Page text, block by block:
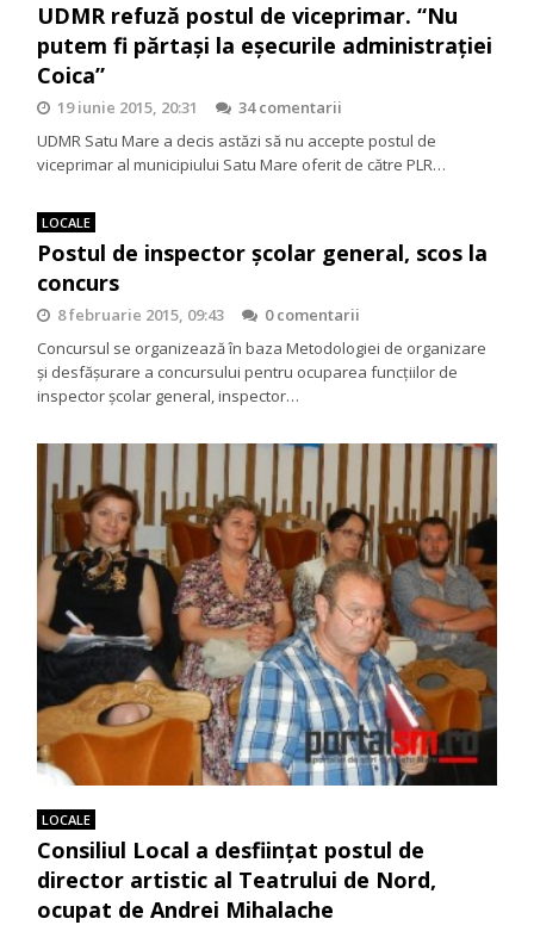
UDMR refuză postul de viceprimar. “Nu
putem fi părtaşi la eşecurile administraţiei
Coica”
19 iunie 2015, 20:31
34 comentarii
UDMR Satu Mare a decis astăzi să nu accepte postul de
viceprimar al municipiului Satu Mare oferit de către PLR…
LOCALE
Postul de inspector şcolar general, scos la
concurs
8 februarie 2015, 09:43
0 comentarii
Concursul se organizează în baza Metodologiei de organizare
și desfășurare a concursului pentru ocuparea funcțiilor de
inspector școlar general, inspector…
LOCALE
Consiliul Local a desfiinţat postul de
director artistic al Teatrului de Nord,
ocupat de Andrei Mihalache